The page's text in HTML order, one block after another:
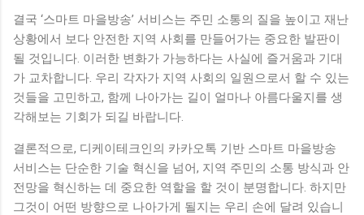
결국 ‘스마트 마을방송’ 서비스는 주민 소통의 질을 높이고 재난
상황에서 보다 안전한 지역 사회를 만들어가는 중요한 발판이
될 것입니다. 이러한 변화가 가능하다는 사실에 즐거움과 기대
가 교차합니다. 우리 각자가 지역 사회의 일원으로서 할 수 있는
것들을 고민하고, 함께 나아가는 길이 얼마나 아름다울지를 생
각해보는 기회가 되길 바랍니다.
결론적으로, 디케이테크인의 카카오톡 기반 스마트 마을방송
서비스는 단순한 기술 혁신을 넘어, 지역 주민의 소통 방식과 안
전망을 혁신하는 데 중요한 역할을 할 것이 분명합니다. 하지만
그것이 어떤 방향으로 나아가게 될지는 우리 손에 달려 있습니